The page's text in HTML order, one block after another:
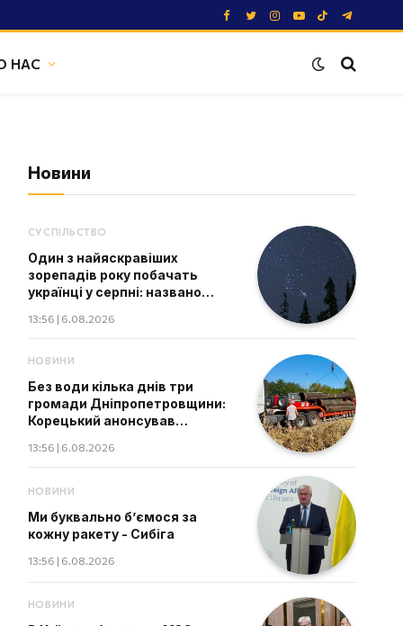
Facebook
TwitterInstagram
YouTube
TikTokTelegram
НАС
Новини
СУСПІЛЬСТВО
Один з найяскравіших
зорепадів року побачать
українці у серпні: названо
13:56 | 6.08.2026
НОВИНИ
Без води кілька днів три
громади Дніпропетровщини:
Корецький анонсував
13:56 | 6.08.2026
НОВИНИ
Ми буквально б’ємося за
кожну ракету - Сибіга
13:56 | 6.08.2026
НОВИНИ